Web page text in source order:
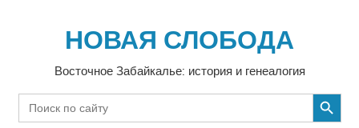
содержимомуНОВАЯ СЛОБОДА
Восточное Забайкалье: история и генеалогия
Search
for:
SEARCH BUTTON